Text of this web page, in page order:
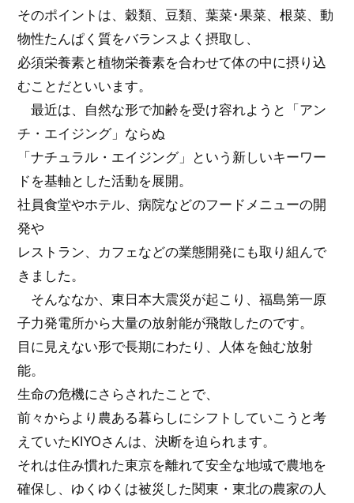
そのポイントは、穀類、豆類、葉菜･果菜、根菜、動
物性たんぱく質をバランスよく摂取し、
必須栄養素と植物栄養素を合わせて体の中に摂り込
むことだといいます。
最近は、自然な形で加齢を受け容れようと「アン
チ・エイジング」ならぬ
「ナチュラル・エイジング」という新しいキーワー
ドを基軸とした活動を展開。
社員食堂やホテル、病院などのフードメニューの開
発や
レストラン、カフェなどの業態開発にも取り組んで
きました。
そんななか、東日本大震災が起こり、福島第一原
子力発電所から大量の放射能が飛散したのです。
目に見えない形で長期にわたり、人体を蝕む放射
能。
生命の危機にさらされたことで、
前々からより農ある暮らしにシフトしていこうと考
えていたKIYOさんは、決断を迫られます。
それは住み慣れた東京を離れて安全な地域で農地を
確保し、ゆくゆくは被災した関東・東北の農家の人